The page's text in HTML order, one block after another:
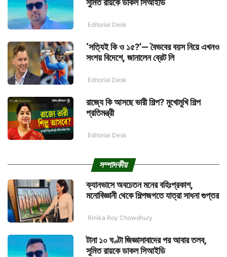
সুমিত রায়কে ডাকল সিআইডি
Editorial Desk
‘সত্যিই কি ও ১৫?’— বৈভবের বয়স নিয়ে এখনও
সংশয় বিদেশে, জানালেন ব্রেট লি
Editorial Desk
রাজ্যে কি আসছে ভারী শিল্প? মুখোমুখি শিল্প
প্রতিমন্ত্রী
Editorial Desk
সম্পাদকীয়
ক্যানভাসে অবচেতন মনের বহিঃপ্রকাশ,
মনোবিজ্ঞানী থেকে শিল্পজগতে যাত্রা সাধনা গুপ্তর
Rinika Roy Chowdhury
টানা ১০ ঘণ্টা জিজ্ঞাসাবাদের পর আবার তলব,
সুমিত রায়কে ডাকল সিআইডি